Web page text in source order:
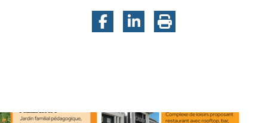
Facebook
LinkedInImprimer la page